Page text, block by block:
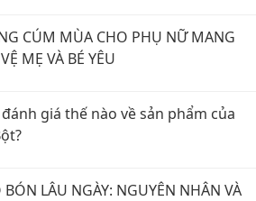
CÚM MÙA CHO PHỤ NỮ MANG
MẸ VÀ BÉ YÊU
giá thế nào về sản phẩm của
BÓN LÂU NGÀY: NGUYÊN NHÂN VÀ